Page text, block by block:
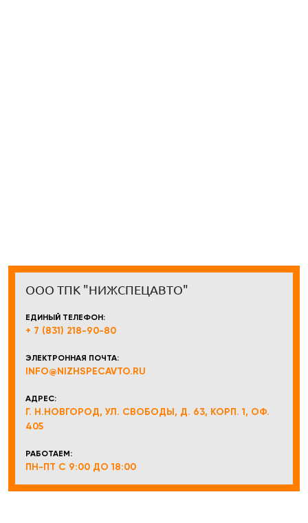
ООО ТПК "НИЖСПЕЦАВТО"
ЕДИНЫЙ ТЕЛЕФОН:
+ 7 (831) 218-90-80
ЭЛЕКТРОННАЯ ПОЧТА:
INFO@NIZHSPECAVTO.RU
АДРЕС:
Г. Н.НОВГОРОД, УЛ. СВОБОДЫ, Д. 63, КОРП. 1, ОФ.
405
РАБОТАЕМ:
ПН-ПТ С 9:00 ДО 18:00